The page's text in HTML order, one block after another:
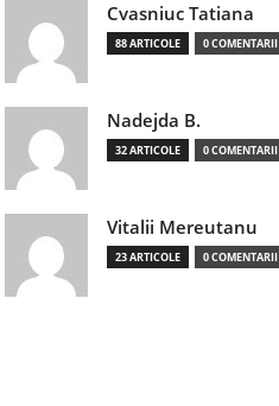
Cvasniuc Tatiana
88 ARTICOLE 0 COMENTARII
Nadejda B.
32 ARTICOLE 0 COMENTARII
Vitalii Mereutanu
23 ARTICOLE 0 COMENTARII